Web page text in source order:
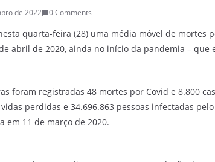
de 2022 0 Comments
quarta-feira (28) uma média móvel de mortes
abril de 2020, ainda no início da pandemia – que
foram registradas 48 mortes por Covid e 8.800
perdidas e 34.696.863 pessoas infectadas
em 11 de março de 2020.